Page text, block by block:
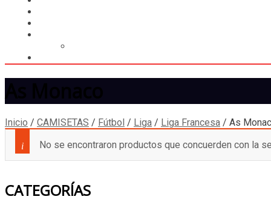
Inicio / CAMISETAS / Fútbol / Liga / Liga Francesa / As
No se encontraron productos que concuerden con la
CATEGORÍAS